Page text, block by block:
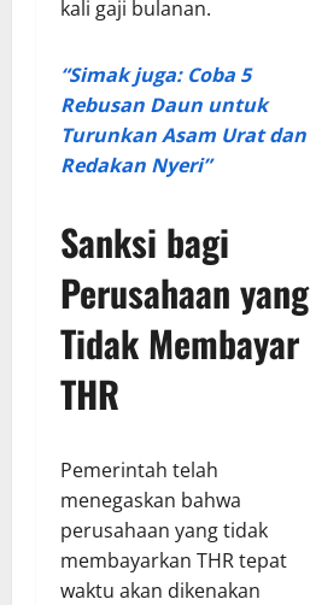
kali gaji bulanan.
“Simak juga: Coba 5
Rebusan Daun untuk
Turunkan Asam Urat dan
Redakan Nyeri”
Sanksi bagi
Perusahaan yang
Tidak Membayar
THR
Pemerintah telah
menegaskan bahwa
perusahaan yang tidak
membayarkan THR tepat
waktu akan dikenakan